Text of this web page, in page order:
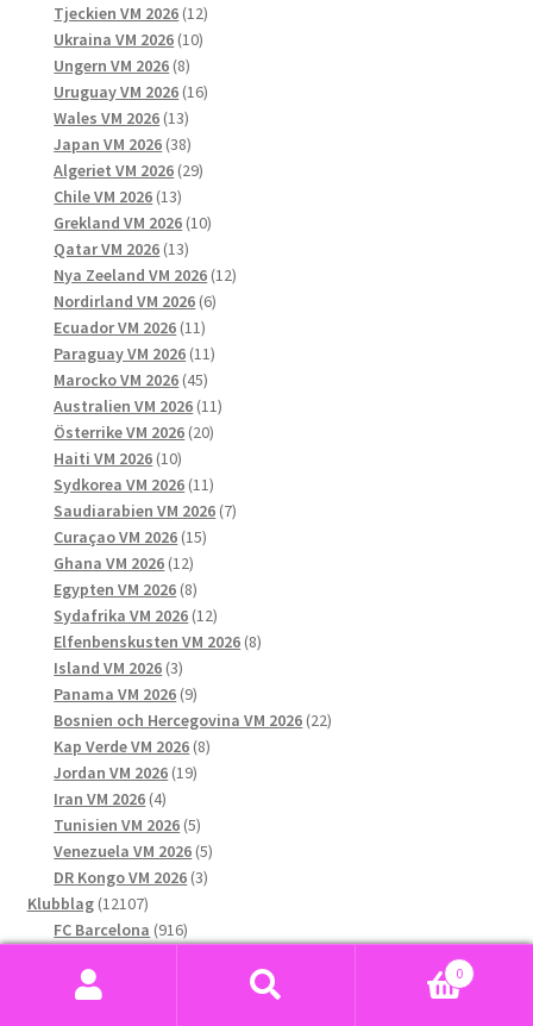
Tjeckien VM 2026 1212
Ukraina VM 2026 1010
Ungern VM 2026 88
produkter
Uruguay VM 2026 1616
Wales VM 2026 1313
produkter
Japan VM 2026 3838
produkter
Algeriet VM 2026 2929
Chile VM 2026 1313
produkter
Grekland VM 2026 1010
Qatar VM 2026 1313
produkter
Nya Zeeland VM 2026 1212
Nordirland VM 2026 66
Ecuador VM 2026 1111
produkter
Paraguay VM 2026 1111
Marocko VM 2026 4545
produkter
Australien VM 2026 1111
Österrike VM 2026 2020
Haiti VM 2026 1010
produkter
Sydkorea VM 2026 1111
produkter
Saudiarabien VM 2026 77
Curaçao VM 2026 1515
Ghana VM 2026 1212
produkter
Egypten VM 2026 88
produkter
Sydafrika VM 2026 1212
produkter
Elfenbenskusten VM 2026 88
Island VM 2026 33
produkter
Panama VM 2026 99
produkter
Bosnien och Hercegovina VM 2026 2222
Kap Verde VM 2026 88
Jordan VM 2026 1919
Iran VM 2026 44
produkter
Tunisien VM 2026 55
produkter
Venezuela VM 2026 55
DR Kongo VM 2026 33
Klubblag 1210712107
produkter
FC Barcelona 916916
produkter
Paris Saint-Germain F.C. 552552
0